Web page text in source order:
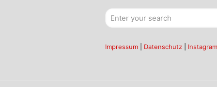
Impressum Datenschutz Instagram